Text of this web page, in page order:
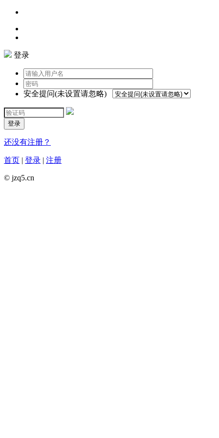
登录
安全提问(未设置请忽略)
登录
还没有注册？
首页 | 登录 | 注册
© jzq5.cn